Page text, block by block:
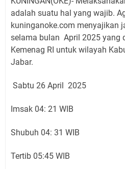
adalah suatu hal yang wajib.
kuninganoke.com menyajikan
selama bulan April 2025 yang
Kemenag RI untuk wilayah
Jabar.
Sabtu 26 April 2025
Imsak 04: 21 WIB
Shubuh 04: 31 WIB
Tertib 05:45 WIB